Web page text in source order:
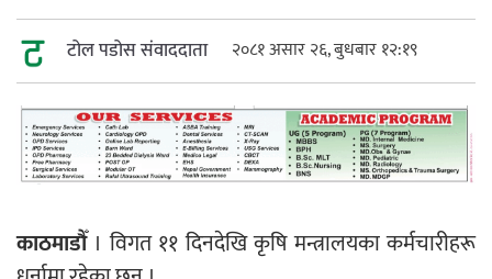
रौतहटमा चट्याङ लाग्दा एककोे मृत्यु
टोल पडोस संवाददाता २०८१ असार २६, बुधबार १२:१९
काठमाडौँ। विगत ११ दिनदेखि कृषि मन्त्रालयका कर्मचारीहरू